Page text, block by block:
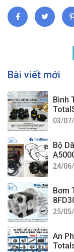
Bài viết mới
Bình
03/
Bộ
24/
Bơm
25/
An